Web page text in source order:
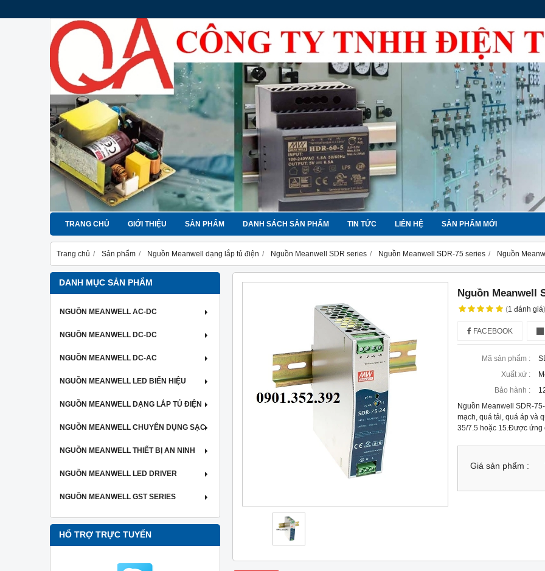
TRANG CHỦ GIỚI THIỆU SẢN PHẨM DANH SÁCH SẢN PHẨM TIN TỨC LIÊN HỆ SẢN PHẨM MỚI
Trang chủ Sản phẩm Nguồn Meanwell dạng lắp tủ điện Nguồn Meanwell SDR series Nguồn Meanwell SDR-75 series Nguồn
DANH MỤC SẢN PHẨM
NGUỒN MEANWELL AC-DC
NGUỒN MEANWELL DC-DC
NGUỒN MEANWELL DC-AC
NGUỒN MEANWELL LED BIỂN HIỆU
NGUỒN MEANWELL DẠNG LẮP TỦ ĐIỆN
NGUỒN MEANWELL CHUYÊN DỤNG SẠC
NGUỒN MEANWELL THIẾT BỊ AN NINH
NGUỒN MEANWELL LED DRIVER
NGUỒN MEANWELL GST SERIES
HỔ TRỢ TRỰC TUYẾN
Nguồn Meanwell
(1đánh giá)
FACEBOOK
Mã sản phẩm :
Xuất xứ :
Bảo hành :
Nguồn Meanwell SDR-
mạch, quá tải, quá áp và
35/7.5 hoặc 15.Được ứng
Giá sản phẩm :